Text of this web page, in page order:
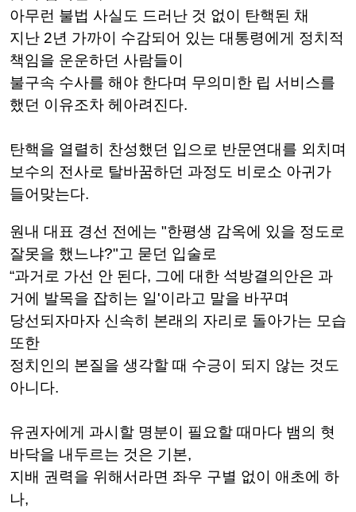
아무런 불법 사실도 드러난 것 없이 탄핵된 채
지난 2년 가까이 수감되어 있는 대통령에게 정치적
책임을 운운하던 사람들이
불구속 수사를 해야 한다며 무의미한 립 서비스를
했던 이유조차 헤아려진다.
탄핵을 열렬히 찬성했던 입으로 반문연대를 외치며
보수의 전사로 탈바꿈하던 과정도 비로소 아귀가
들어맞는다.
원내 대표 경선 전에는 "한평생 감옥에 있을 정도로
잘못을 했느냐?"고 묻던 입술로
“과거로 가선 안 된다, 그에 대한 석방결의안은 과
거에 발목을 잡히는 일'이라고 말을 바꾸며
당선되자마자 신속히 본래의 자리로 돌아가는 모습
또한
정치인의 본질을 생각할 때 수긍이 되지 않는 것도
아니다.
유권자에게 과시할 명분이 필요할 때마다 뱀의 혓
바닥을 내두르는 것은 기본,
지배 권력을 위해서라면 좌우 구별 없이 애초에 하
나,